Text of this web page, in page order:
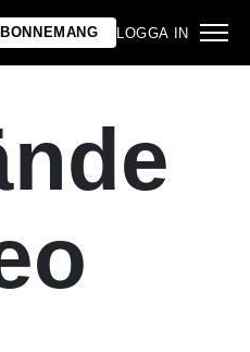
LOGGA IN